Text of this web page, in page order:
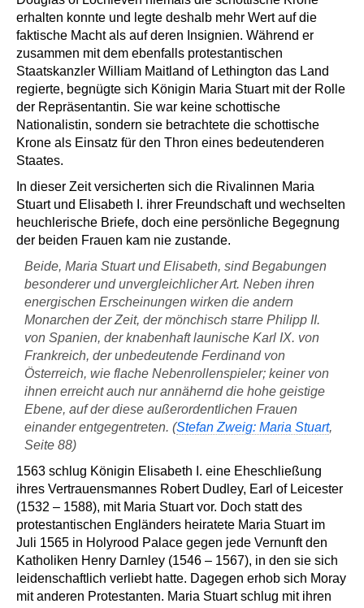
erhalten konnte und legte deshalb mehr Wert auf die
faktische Macht als auf deren Insignien. Während er
zusammen mit dem ebenfalls protestantischen
Staatskanzler William Maitland of Lethington das Land
regierte, begnügte sich Königin Maria Stuart mit der Rolle
der Repräsentantin. Sie war keine schottische
Nationalistin, sondern sie betrachtete die schottische
Krone als Einsatz für den Thron eines bedeutenderen
Staates.
In dieser Zeit versicherten sich die Rivalinnen Maria
Stuart und Elisabeth I. ihrer Freundschaft und wechselten
heuchlerische Briefe, doch eine persönliche Begegnung
der beiden Frauen kam nie zustande.
Beide, Maria Stuart und Elisabeth, sind Begabungen
besonderer und unvergleichlicher Art. Neben ihren
energischen Erscheinungen wirken die andern
Monarchen der Zeit, der mönchisch starre Philipp II.
von Spanien, der knabenhaft launische Karl IX. von
Frankreich, der unbedeutende Ferdinand von
Österreich, wie flache Nebenrollenspieler; keiner von
ihnen erreicht auch nur annähernd die hohe geistige
Ebene, auf der diese außerordentlichen Frauen
einander entgegentreten. (Stefan Zweig: Maria Stuart,
Seite 88)
1563 schlug Königin Elisabeth I. eine Eheschließung
ihres Vertrauensmannes Robert Dudley, Earl of Leicester
(1532 – 1588), mit Maria Stuart vor. Doch statt des
protestantischen Engländers heiratete Maria Stuart im
Juli 1565 in Holyrood Palace gegen jede Vernunft den
Katholiken Henry Darnley (1546 – 1567), in den sie sich
leidenschaftlich verliebt hatte. Dagegen erhob sich Moray
mit anderen Protestanten. Maria Stuart schlug mit ihren